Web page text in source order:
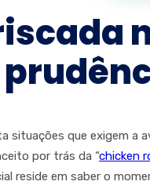
situações que exigem a
por trás da “chicken
reside em saber o